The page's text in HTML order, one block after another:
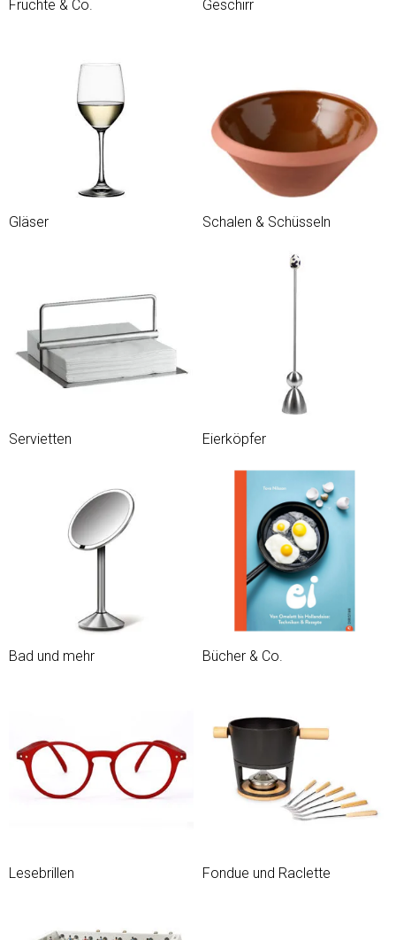
Früchte & Co. Geschirr
Gläser Schalen & Schüsseln
Servietten Eierköpfer
Bad und mehr Bücher & Co.
Lesebrillen Fondue und Raclette